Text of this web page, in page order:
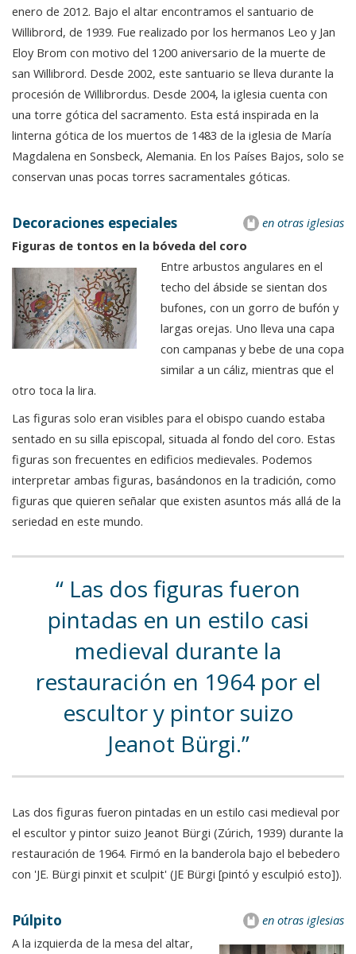
enero de 2012. Bajo el altar encontramos el santuario de
Willibrord, de 1939. Fue realizado por los hermanos Leo y Jan
Eloy Brom con motivo del 1200 aniversario de la muerte de
san Willibrord. Desde 2002, este santuario se lleva durante la
procesión de Willibrordus. Desde 2004, la iglesia cuenta con
una torre gótica del sacramento. Esta está inspirada en la
linterna gótica de los muertos de 1483 de la iglesia de María
Magdalena en Sonsbeck, Alemania. En los Países Bajos, solo se
conservan unas pocas torres sacramentales góticas.
en otras iglesias
Decoraciones especiales
Figuras de tontos en la bóveda del coro
Entre arbustos angulares en el
techo del ábside se sientan dos
bufones, con un gorro de bufón y
largas orejas. Uno lleva una capa
con campanas y bebe de una copa
similar a un cáliz, mientras que el
otro toca la lira.
Las figuras solo eran visibles para el obispo cuando estaba
sentado en su silla episcopal, situada al fondo del coro. Estas
figuras son frecuentes en edificios medievales. Podemos
interpretar ambas figuras, basándonos en la tradición, como
figuras que quieren señalar que existen asuntos más allá de la
seriedad en este mundo.
Las dos figuras fueron
pintadas en un estilo casi
medieval durante la
restauración en 1964 por el
escultor y pintor suizo
Jeanot Bürgi.
Las dos figuras fueron pintadas en un estilo casi medieval por
el escultor y pintor suizo Jeanot Bürgi (Zúrich, 1939) durante la
restauración de 1964. Firmó en la banderola bajo el bebedero
con 'JE. Bürgi pinxit et sculpit' (JE Bürgi [pintó y esculpió esto]).
en otras iglesias
Púlpito
A la izquierda de la mesa del altar,